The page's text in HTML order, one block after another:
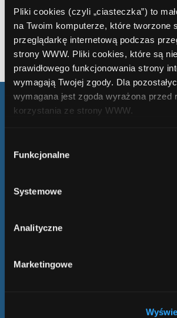
Pliki cookies (czyli „ciasteczka”) to
na Twoim komputerze, które tworzone
przeglądarkę internetową podczas
strony WWW. Pliki cookies, które są
prawidłowego funkcjonowania strony
wymagają Twojej zgody. Dla
wymagana jest zgoda wyrażona przed
korzystania ze strony WWW.
formy korzystania z plików cookies.
zgody
Funkcjonalne
Systemowe
Analityczne
Marketingowe
Nie masz jeszcze konta? Nie
w mediach
KONTAKT